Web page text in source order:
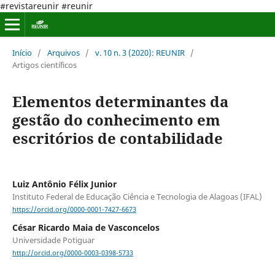
#revistareunir #reunir
Início / Arquivos / v. 10 n. 3 (2020): REUNIR /
Artigos científicos
Elementos determinantes da
gestão do conhecimento em
escritórios de contabilidade
Luiz Antônio Félix Junior
Instituto Federal de Educação Ciência e Tecnologia de Alagoas (IFAL)
https://orcid.org/0000-0001-7427-6673
César Ricardo Maia de Vasconcelos
Universidade Potiguar
http://orcid.org/0000-0003-0398-5733